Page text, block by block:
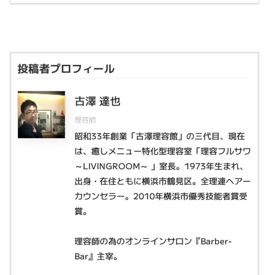
投稿者プロフィール
古澤 達也
理容師
昭和33年創業「古澤理容館」の三代目、現在
は、癒しメニュー特化型理容室「理容フルサワ
～LIVINGROOM～ 」室長。1973年生まれ、
出身・在住ともに横浜市鶴見区。全理連ヘアー
カウンセラー。2010年横浜市優秀技能者賞受
賞。
理容師の為のオンラインサロン『Barber-
Bar』主宰。